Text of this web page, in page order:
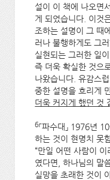
설이 이 책에 나오면
게 되었습니다. 이것
조하는 설명이 그 때
러나 불행하게도 그
실현되는 그러한 일
즉 더욱 확실한 것으
나왔습니다. 유감스
중한 설명을 흐리게
더욱 커지게 했던 것
6「파수대」 1976년
하는 것이 현명치 못
“만일 어떤 사람이
였다면, 하나님의 말
실망을 초래한 것이